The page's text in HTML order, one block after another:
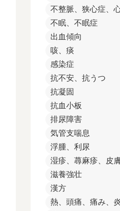
不整脈、狭心症、
不眠、不眠症
出血傾向
咳、痰
感染症
抗不安、抗うつ
抗凝固
抗血小板
排尿障害
気管支喘息
浮腫、利尿
湿疹、蕁麻疹、皮
滋養強壮
漢方
熱、頭痛、痛み、